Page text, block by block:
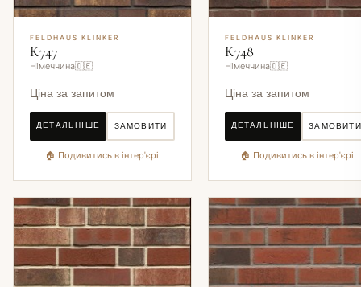
FELDHAUS KLINKER
K747
Німеччина🇩🇪
Ціна за запитом
ДЕТАЛЬНІШЕ ЗАМОВИТИ
🏠 Подивитись в інтер'єрі
FELDHAUS KLINKER
K748
Німеччина🇩🇪
Ціна за запитом
ДЕТАЛЬНІШЕ ЗАМОВИТИ
🏠 Подивитись в інтер'єрі